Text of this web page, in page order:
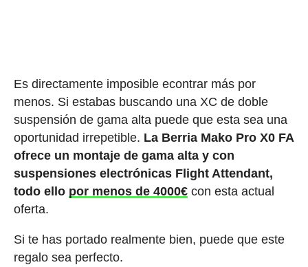
Es directamente imposible econtrar más por
menos. Si estabas buscando una XC de doble
suspensión de gama alta puede que esta sea una
oportunidad irrepetible. La Berria Mako Pro X0 FA
ofrece un montaje de gama alta y con
suspensiones electrónicas Flight Attendant,
todo ello por menos de 4000€ con esta actual
oferta.
Si te has portado realmente bien, puede que este
regalo sea perfecto.